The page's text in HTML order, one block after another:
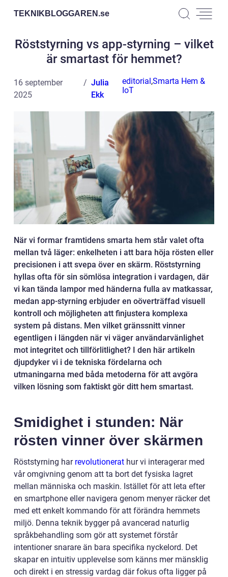
TEKNIKBLOGGAREN.se
Röststyrning vs app-styrning – vilket
är smartast för hemmet?
16 september
2025
Julia
Ekk
editorial,Smarta Hem &
IoT
När vi formar framtidens smarta hem står valet ofta
mellan två läger: enkelheten i att bara höja rösten eller
precisionen i att svepa över en skärm. Röststyrning
hyllas ofta för sin sömlösa integration i vardagen, där
vi kan tända lampor med händerna fulla av matkassar,
medan app-styrning erbjuder en oöverträffad visuell
kontroll och möjligheten att finjustera komplexa
system på distans. Men vilket gränssnitt vinner
egentligen i längden när vi väger användarvänlighet
mot integritet och tillförlitlighet? I den här artikeln
djupdyker vi i de tekniska fördelarna och
utmaningarna med båda metoderna för att avgöra
vilken lösning som faktiskt gör ditt hem smartast.
Smidighet i stunden: När
rösten vinner över skärmen
Röststyrning har revolutionerat hur vi interagerar med
vår omgivning genom att ta bort det fysiska lagret
mellan människa och maskin. Istället för att leta efter
en smartphone eller navigera genom menyer räcker det
med ett enkelt kommando för att förändra hemmets
miljö. Denna teknik bygger på avancerad naturlig
språkbehandling som gör att systemet förstår
intentioner snarare än bara specifika nyckelord. Det
skapar en intuitiv upplevelse som känns mer mänsklig
och direkt i en stressig vardag där fokus ofta ligger på